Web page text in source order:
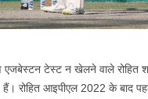
एजबेस्टन टेस्ट न खेलने वाले रोहित
रोहित आइपीएल 2022 के बाद